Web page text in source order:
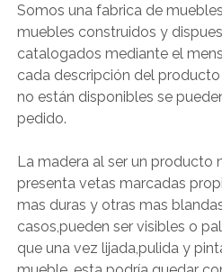
Somos una fabrica de
muebles construidos y
catalogados mediante el
cada descripción del
no están disponibles se
pedido.
La madera al ser un producto
presenta vetas marcadas
mas duras y otras mas
casos,pueden ser visibles o
que una vez lijada,pulida y